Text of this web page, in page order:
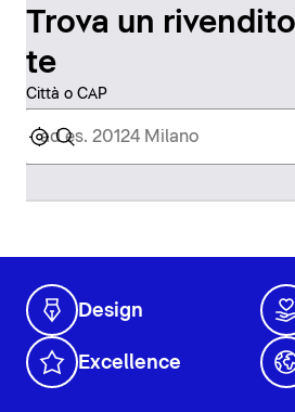
Trova un
te
Città o CAP
Design
Excellence